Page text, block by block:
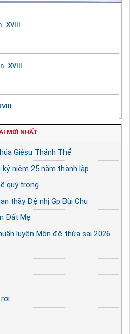
XVIII
XVIII
MỚI NHẤT
Giêsu Thánh Thể
kỷ niệm 25 năm thành lập
quý trọng
thầy Đệ nhị Gp Bùi Chu
Đất Mẹ
luyện Môn đệ thừa sai 2026